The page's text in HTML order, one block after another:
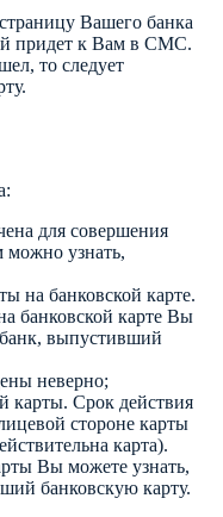
Вашего банка
придет к Вам в СМС.
то следует
для совершения
можно узнать,
на банковской карте.
банковской карте Вы
выпустивший
неверно;
карты. Срок действия
стороне карты
карта).
Вы можете узнать,
банковскую карту.